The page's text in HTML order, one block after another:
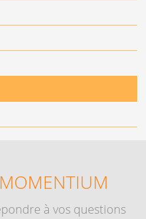
à vos questions